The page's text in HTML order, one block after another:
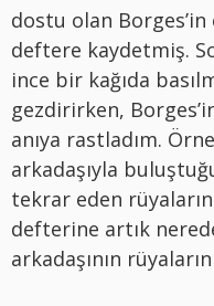
dostu olan
deftere kaydetmiş.
ince bir kağıda
gezdirirken,
anıya rastladım.
arkadaşıyla
tekrar eden
defterine artık
arkadaşının